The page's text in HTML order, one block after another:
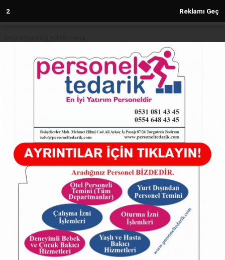
1 Reklamı Geç
Anasayfa DÜNYA
SOVTNA 11 YAŞINDA! 11 Yıldır
Gerçeğin İzinde…
06.07.2026 - 08:34, Güncelleme: 06.07.2026 - 08:34
17576+ kez okundu.
SOVTNA 11 YAŞINDA! 11 Yıldır Gerçeğin İzinde…
ABONE OL